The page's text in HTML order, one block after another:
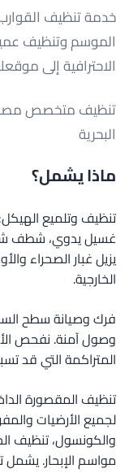
خدمة تنظيف
الموسم وتنظيف
الاحترافية إلى
تنظيف متخصص
البحرية
ماذا يشمل؟
تنظيف وتلميع
غسيل يدوي، شطف
يزيل غبار الصحراء
الخارجية.
فرك وصيانة سطح
وصول آمنة. نفحص
المتراكمة التي قد
تنظيف المقصورة
لجميع الأرضيات
والكونسول، تنظيف
مواسم الإبحار.